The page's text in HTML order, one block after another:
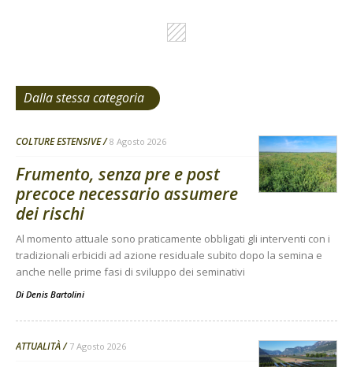
Dalla stessa categoria
COLTURE ESTENSIVE 8 Agosto 2026
Frumento, senza pre e post
precoce necessario assumere
dei rischi
Al momento attuale sono praticamente obbligati gli interventi con i
tradizionali erbicidi ad azione residuale subito dopo la semina e
anche nelle prime fasi di sviluppo dei seminativi
Di Denis Bartolini
ATTUALITÀ 7 Agosto 2026